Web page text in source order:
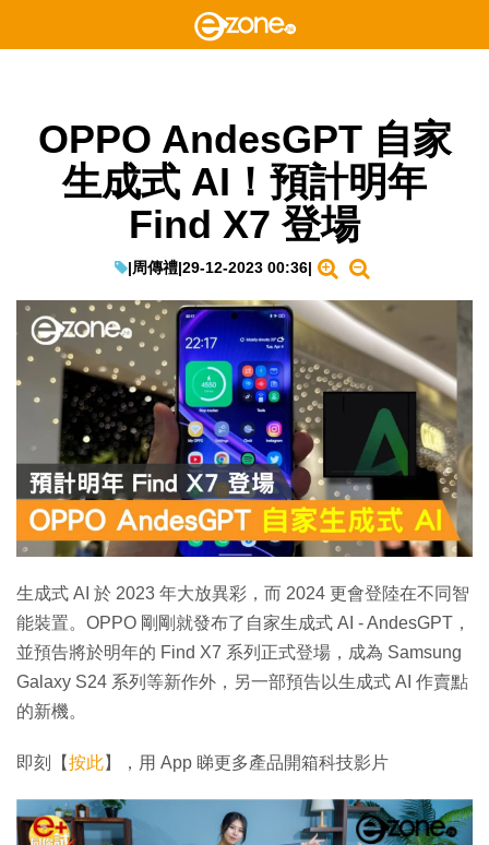
OPPO AndesGPT 自家
生成式 AI！預計明年
Find X7 登場
|周傳禮|29-12-2023 00:36|
生成式 AI 於 2023 年大放異彩，而 2024 更會登陸在不同智
能裝置。OPPO 剛剛就發布了自家生成式 AI - AndesGPT，
並預告將於明年的 Find X7 系列正式登場，成為 Samsung
Galaxy S24 系列等新作外，另一部預告以生成式 AI 作賣點
的新機。
即刻【按此】，用 App 睇更多產品開箱科技影片